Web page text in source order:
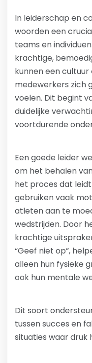
In leiderschap en
woorden een
teams en
krachtige,
kunnen een
medewerkers zich
voelen. Dit begint
duidelijke
voortdurende
Een goede leider
om het behalen
het proces dat
gebruiken vaak
atleten aan te
wedstrijden. Door
krachtige
“Geef niet op”,
alleen hun fysieke
ook hun mentale
Dit soort
tussen succes en
situaties waar druk